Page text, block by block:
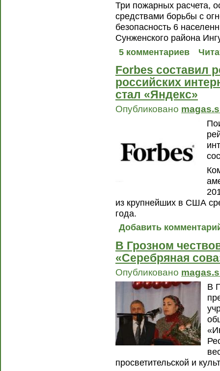
Три пожарных расчета,
средствами борьбы с
безопасность 6
Сунженского района
5 комментариев
Forbes составил
российских
стал «Яндекс»
Опубликовано
из крупнейших в США
года.
Добавить
В Грозном
«Серебряная
Опубликовано
В
просветительской и